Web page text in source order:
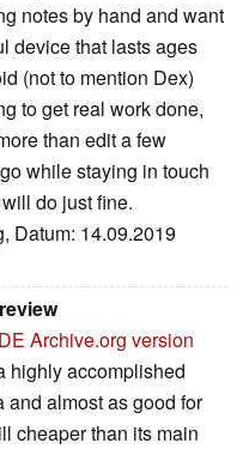
notes by hand and want
device that lasts ages
(not to mention Dex)
to get real work done,
than edit a few
while staying in touch
do just fine.
Datum: 14.09.2019
Archive.org version
highly accomplished
and almost as good for
cheaper than its main